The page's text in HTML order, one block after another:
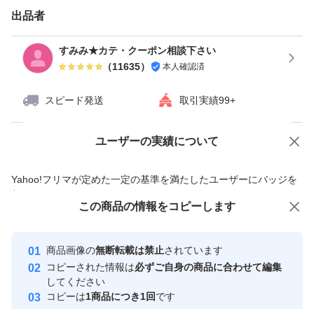
野球 バッティング練習に。
バドミントン、打ち返し練習にも。
ヨネックス
出品者
すみみ★カテ・クーポン相談下さい
（11635） 本人確認済
スピード発送 取引実績99+
ユーザーの実績について
Yahoo!フリマが定めた一定の基準を満たしたユーザーにバッジを
付与しています
安心取引出品者
心・安全なユーザーです
取引実績
価格の相談 商品への質問
この商品の情報をコピーします
商品画像の無断転載は禁止されています
コピーされた情報は必ずご自身の商品に合わせて編集
してください
コピーは1商品につき1回です
この商品をみている人にオススメ